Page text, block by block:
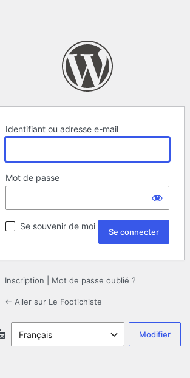
Identifiant ou adresse e-mail
Mot de passe
Se souvenir de moi
Inscription Mot de passe oublié ?
← Aller sur Le Footichiste
Langue